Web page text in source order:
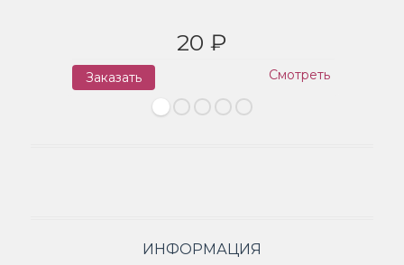
20 ₽
Заказать Смотреть
ИНФОРМАЦИЯ